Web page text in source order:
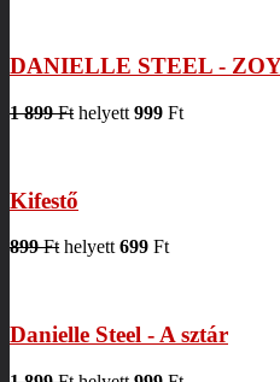
DANIELLE STEEL -
1 899 Ft helyett 999 Ft
Kifestő
899 Ft helyett 699 Ft
Danielle Steel - A sztár